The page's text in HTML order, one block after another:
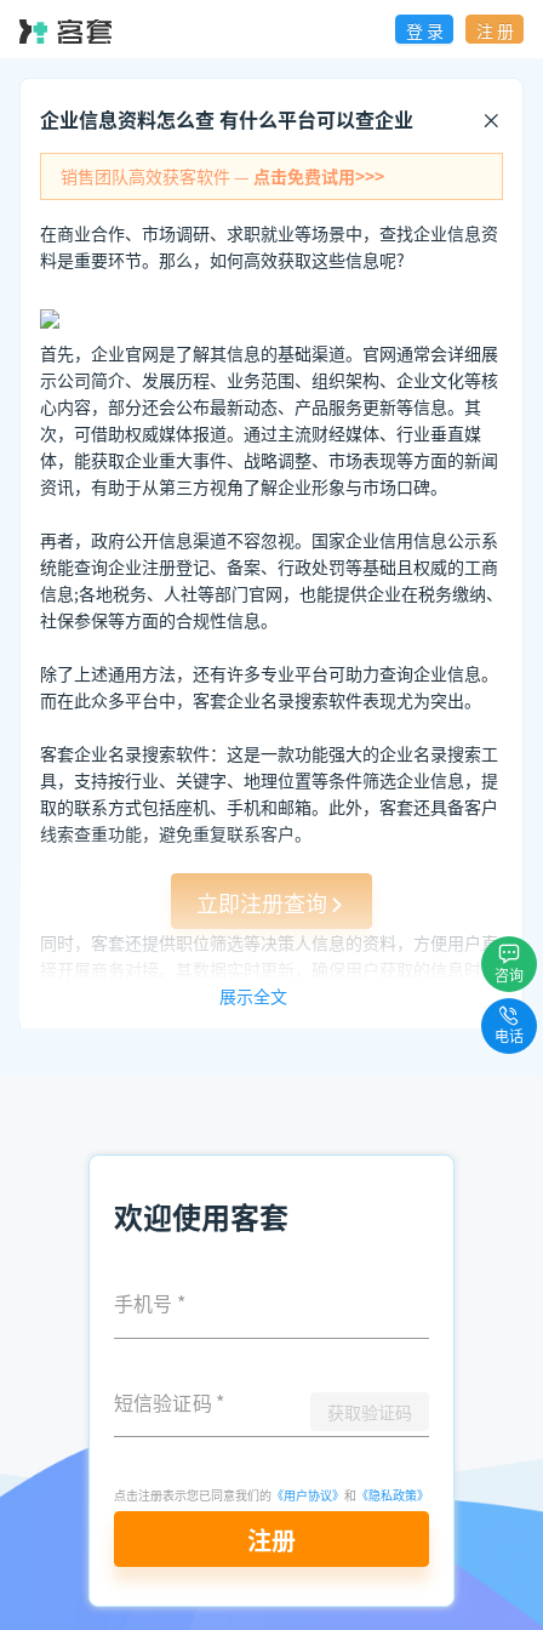
登 录 注 册
企业信息资料怎么查 有什么平台可以查企业
销售团队高效获客软件 — 点击免费试用>>>
在商业合作、市场调研、求职就业等场景中，查找企业信息资
料是重要环节。那么，如何高效获取这些信息呢?
首先，企业官网是了解其信息的基础渠道。官网通常会详细展
示公司简介、发展历程、业务范围、组织架构、企业文化等核
心内容，部分还会公布最新动态、产品服务更新等信息。其
次，可借助权威媒体报道。通过主流财经媒体、行业垂直媒
体，能获取企业重大事件、战略调整、市场表现等方面的新闻
资讯，有助于从第三方视角了解企业形象与市场口碑。
再者，政府公开信息渠道不容忽视。国家企业信用信息公示系
统能查询企业注册登记、备案、行政处罚等基础且权威的工商
信息;各地税务、人社等部门官网，也能提供企业在税务缴纳、
社保参保等方面的合规性信息。
除了上述通用方法，还有许多专业平台可助力查询企业信息。
而在此众多平台中，客套企业名录搜索软件表现尤为突出。
客套企业名录搜索软件：这是一款功能强大的企业名录搜索工
具，支持按行业、关键字、地理位置等条件筛选企业信息，提
取的联系方式包括座机、手机和邮箱。此外，客套还具备客户
线索查重功能，避免重复联系客户。
立即注册查询
同时，客套还提供职位筛选等决策人信息的资料，方便用户直
接开展商务对接。其数据实时更新，确保用户获取的信息时效
性与准确性，无论是拓展业务、市场调研还是商务合作，都能
电话销售获取企业联系人软件 提升销售效率
财务公司怎么找客户电话 财务公司获客方式
展示全文
欢迎使用客套
手机号 *
短信验证码 * 获取验证码
点击注册表示您已同意我们的 《用户协议》 和 《隐私政策》
注册
咨询
电话